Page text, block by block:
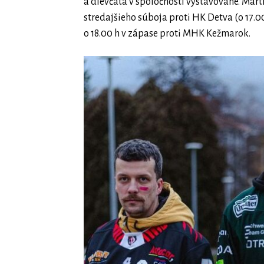
stredajšieho súboja proti HK Detva (o
o 18.00 h v zápase proti MHK Kežmarok.